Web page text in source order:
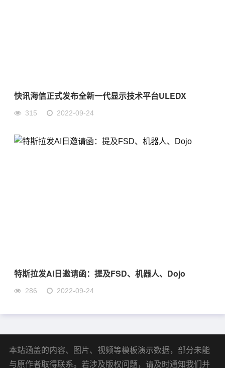
快讯海信正式发布全新一代显示技术平台ULEDX
315 2022-09-24
特斯拉发AI日邀请函：提及FSD、机器人、Dojo
286 2022-09-24
本站涵盖的内容、图片、视频等模板演示数据，部分未能
与原作者取得联系。若涉及版权问题，请及时通知我们并